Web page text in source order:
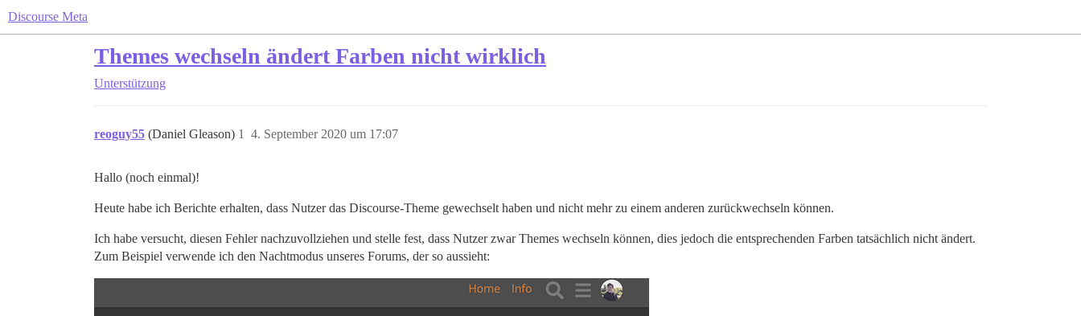
Discourse Meta
Themes wechseln ändert Farben nicht wirklich
Unterstützung
reoguy55 (Daniel Gleason) 4. September 2020 um 17:07
1
Hallo (noch einmal)!
Heute habe ich Berichte erhalten, dass Nutzer das Discourse-Theme gewechselt haben und nicht mehr zu einem anderen zurückwechseln können.
Ich habe versucht, diesen Fehler nachzuvollziehen und stelle fest, dass Nutzer zwar Themes wechseln können, dies jedoch die entsprechenden Farben tatsächlich nicht ändert.
Zum Beispiel verwende ich den Nachtmodus unseres Forums, der so aussieht: